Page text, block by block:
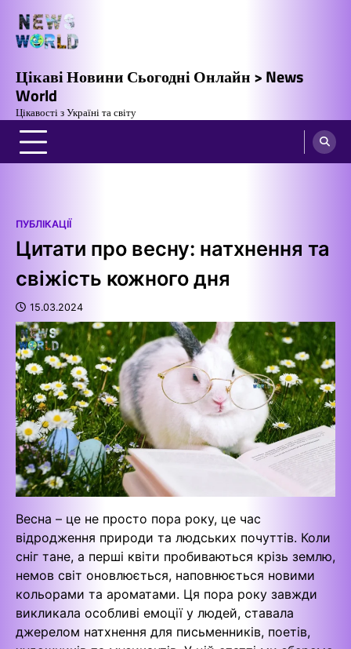
вмісту
Цікаві Новини Сьогодні Онлайн > News
World
Цікавості з Україні та світу
ПУБЛІКАЦІЇ
Цитати про весну: натхнення та
свіжість кожного дня
15.03.2024
Весна – це не просто пора року, це час
відродження природи та людських почуттів. Коли
сніг тане, а перші квіти пробиваються крізь землю,
немов світ оновлюється, наповнюється новими
кольорами та ароматами. Ця пора року завжди
викликала особливі емоції у людей, ставала
джерелом натхнення для письменників, поетів,